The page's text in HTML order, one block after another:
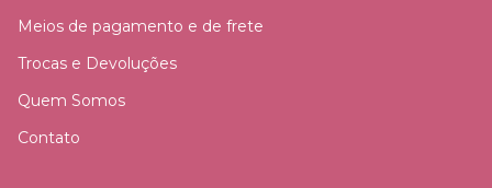
Meios de pagamento e de frete
Trocas e Devoluções
Quem Somos
Contato